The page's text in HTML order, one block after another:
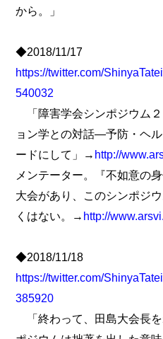
から。」
◆2018/11/17
https://twitter.com/
540032
「障害学会シンポジウム
ョン学との対話―予防・ヘ
ードにして」→ http://
メンテーター。『不如意の
大会があり、このシンポジ
くはない。→ http://
◆2018/11/18
https://twitter.com/
385920
「終わって、田島大会長